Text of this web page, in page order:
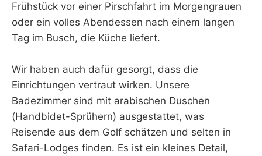
Frühstück vor einer Pirschfahrt im Morgengrauen
oder ein volles Abendessen nach einem langen
Tag im Busch, die Küche liefert.
Wir haben auch dafür gesorgt, dass die
Einrichtungen vertraut wirken. Unsere
Badezimmer sind mit arabischen Duschen
(Handbidet-Sprühern) ausgestattet, was
Reisende aus dem Golf schätzen und selten in
Safari-Lodges finden. Es ist ein kleines Detail,